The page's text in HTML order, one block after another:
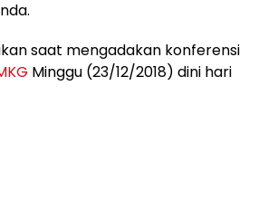
saat mengadakan konferensi
Minggu (23/12/2018) dini hari